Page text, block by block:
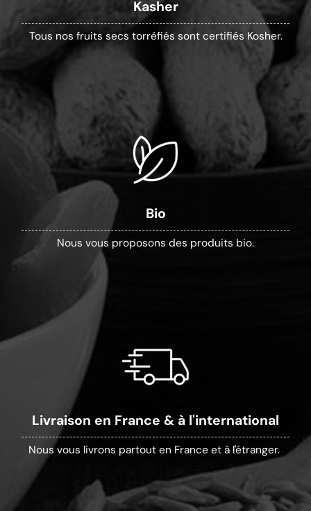
Kasher
Tous nos fruits secs torréfiés sont certifiés Kosher.
Bio
Nous vous proposons des produits bio.
Livraison en France & à l'international
Nous vous livrons partout en France et à l'étranger.